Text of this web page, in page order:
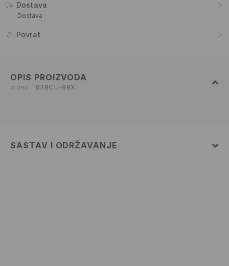
Dostava
Dostava
Povrat
OPIS PROIZVODA
Index 638CU-99X
SASTAV I ODRŽAVANJE